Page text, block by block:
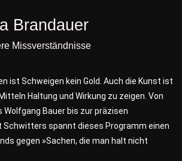
Brandauer
Missverständnisse
ist Schweigen kein Gold. Auch die Kunst ist
Haltung und Wirkung zu zeigen. Von
Wolfgang Bauer bis zur präzisen
Schwitters spannt dieses Programm einen
gegen »Sachen, die man halt nicht